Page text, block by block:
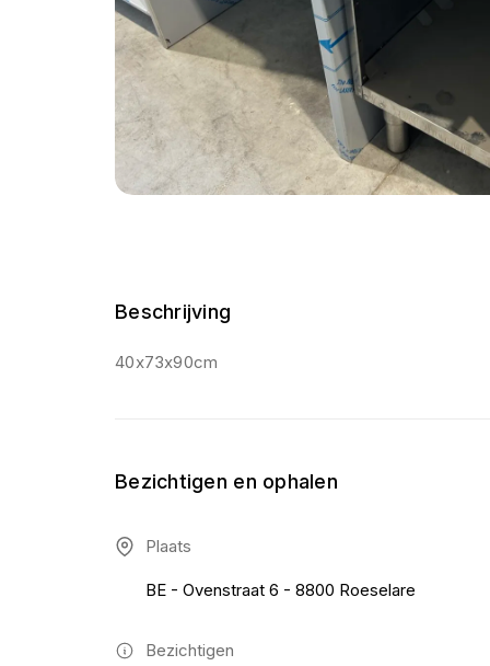
Beschrijving
40x73x90cm
Bezichtigen en ophalen
Plaats
BE - Ovenstraat 6 - 8800 Roeselare
Bezichtigen